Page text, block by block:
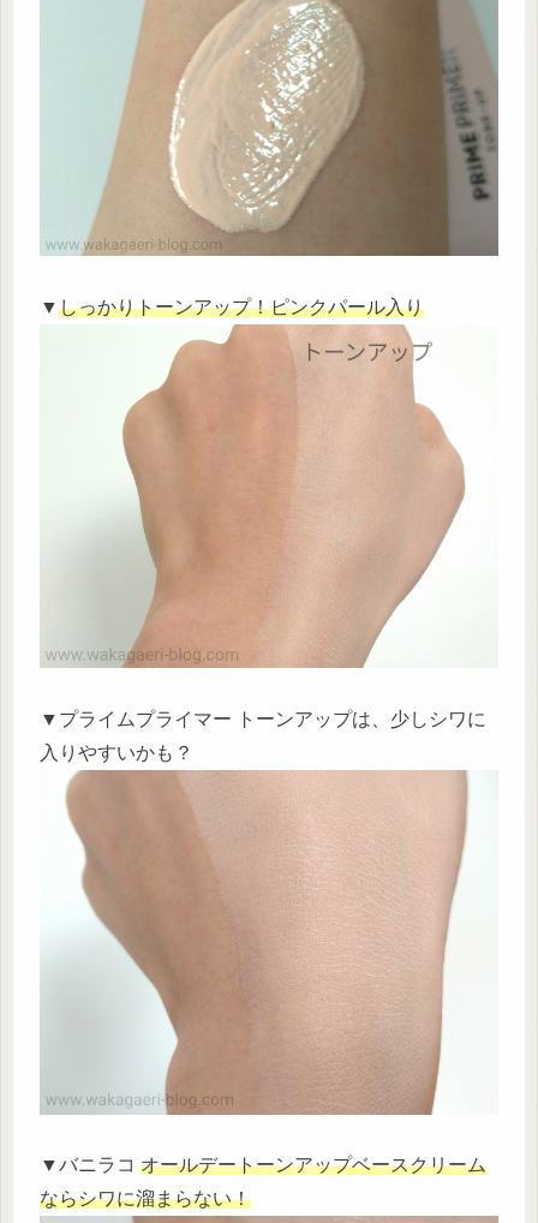
▼しっかりトーンアップ！ピンクパール入り
▼プライムプライマー トーンアップは、少しシワに
入りやすいかも？
▼バニラコ オールデートーンアップベースクリーム
ならシワに溜まらない！